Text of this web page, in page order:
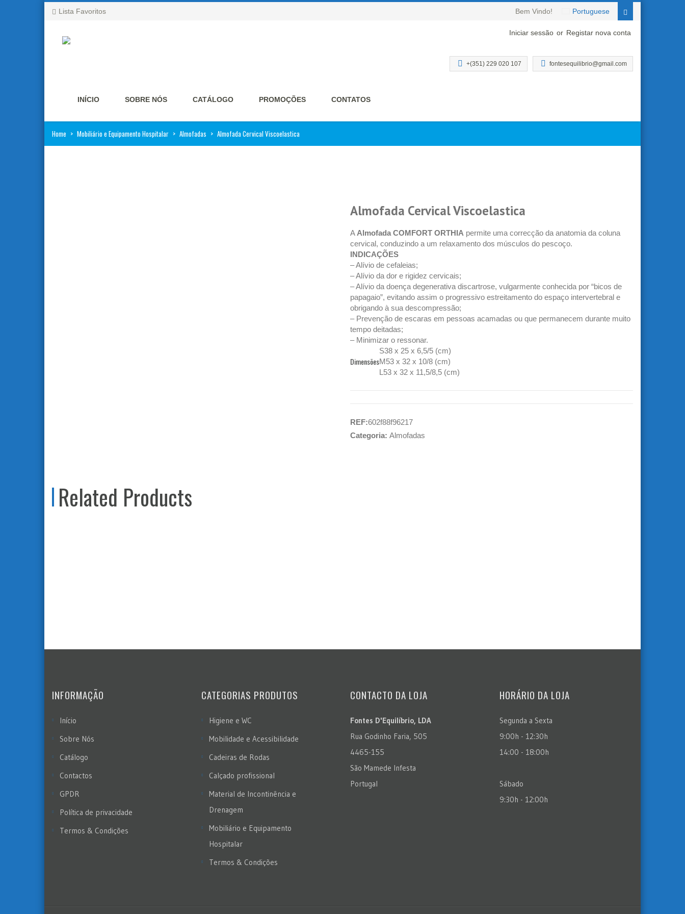
Lista Favoritos Bem Vindo!
Iniciar sessão or Registar nova conta
Portuguese
+(351) 229 020 107 fontesequilibrio@gmail.com
INÍCIO SOBRE NÓS CATÁLOGO PROMOÇÕES CONTATOS
Home > Mobiliário e Equipamento Hospitalar > Almofadas > Almofada Cervical Viscoelastica
Almofada Cervical Viscoelastica
A Almofada COMFORT ORTHIA permite uma correcção da anatomia da coluna
cervical, conduzindo a um relaxamento dos músculos do pescoço.
INDICAÇÕES
– Alívio de cefaleias;
– Alívio da dor e rigidez cervicais;
– Alívio da doença degenerativa discartrose, vulgarmente conhecida por “bicos de
papagaio”, evitando assim o progressivo estreitamento do espaço intervertebral e
obrigando à sua descompressão;
– Prevenção de escaras em pessoas acamadas ou que permanecem durante muito
tempo deitadas;
– Minimizar o ressonar.
Dimensões
S38 x 25 x 6,5/5 (cm)
M53 x 32 x 10/8 (cm)
L 53 x 32 x 11,5/8,5 (cm)
REF:602f88f96217
Categoria: Almofadas
Related Products
INFORMAÇÃO
Início
Sobre Nós
Catálogo
Contactos
GPDR
Política de privacidade
Termos & Condições
CATEGORIAS PRODUTOS
Higiene e WC
Mobilidade e Acessibilidade
Cadeiras de Rodas
Calçado profissional
Material de Incontinência e
Drenagem
Mobiliário e Equipamento
Hospitalar
Termos & Condições
CONTACTO DA LOJA
Fontes D'Equilíbrio, LDA
Rua Godinho Faria, 505
4465-155
São Mamede Infesta
Portugal
HORÁRIO DA LOJA
Segunda a Sexta
9:00h - 12:30h
14:00 - 18:00h
Sábado
9:30h - 12:00h